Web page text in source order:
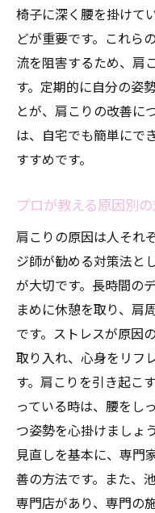
椅子に深く腰を掛けて
どが重要です。これら
流を阻害するため、肩
す。定期的に自分の姿
とが、肩こりの改善に
は、自宅でも簡単にで
すすめです。
プロが教える原因別
肩こりの原因は人それ
ジ師が勧める対策法と
が大切です。長時間の
まめに休憩を取り、肩
です。ストレスが原因
取り入れ、心身をリフ
す。肩こりを引き起こ
っている時は、腰をし
つ姿勢を心掛けましょ
見直しを基本に、専門
善の方法です。また、
専門店があり、専門の